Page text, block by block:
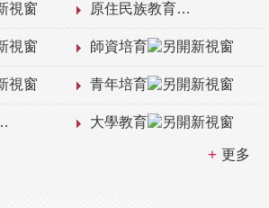
原住民族教育
師資培育
青年培育
大學教育
更多